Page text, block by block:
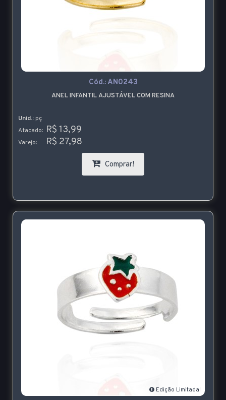
Cód.:AN0243
ANEL INFANTIL AJUSTÁVEL COM RESINA
Unid.: pç
Atacado: R$ 13,99
Varejo: R$ 27,98
Comprar!
Edição Limitada!